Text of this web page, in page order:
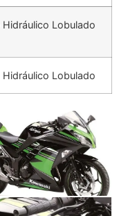
Hidráulico Lobulado
Hidráulico Lobulado